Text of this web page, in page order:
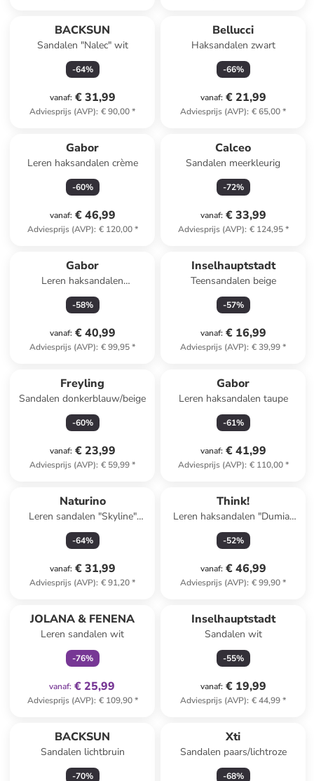
BACKSUN
Sandalen "Nalec" wit
-64%
vanaf: € 31,99
Adviesprijs (AVP): € 90,00*
Bellucci
Haksandalen zwart
-66%
vanaf: € 21,99
Adviesprijs (AVP): € 65,00*
Gabor
Leren haksandalen crème
-60%
vanaf: € 46,99
Adviesprijs (AVP): € 120,00*
Calceo
Sandalen meerkleurig
-72%
vanaf: € 33,99
Adviesprijs (AVP): € 124,95*
Gabor
Leren haksandalen
wit/goudkleurig/zilverkleurig
-58%
vanaf: € 40,99
Adviesprijs (AVP): € 99,95*
Inselhauptstadt
Teensandalen beige
-57%
vanaf: € 16,99
Adviesprijs (AVP): € 39,99*
Freyling
Sandalen donkerblauw/beige
-60%
vanaf: € 23,99
Adviesprijs (AVP): € 59,99*
Gabor
Leren haksandalen taupe
-61%
vanaf: € 41,99
Adviesprijs (AVP): € 110,00*
Naturino
Leren sandalen "Skyline"
okergeel
-64%
vanaf: € 31,99
Adviesprijs (AVP): € 91,20*
Think!
Leren haksandalen "Dumia"
beige/groen
-52%
vanaf: € 46,99
Adviesprijs (AVP): € 99,90*
JOLANA & FENENA
Leren sandalen wit
-76%
vanaf: € 25,99
Adviesprijs (AVP): € 109,90*
Inselhauptstadt
Sandalen wit
-55%
vanaf: € 19,99
Adviesprijs (AVP): € 44,99*
BACKSUN
Sandalen lichtbruin
-70%
Xti
Sandalen paars/lichtroze
-68%